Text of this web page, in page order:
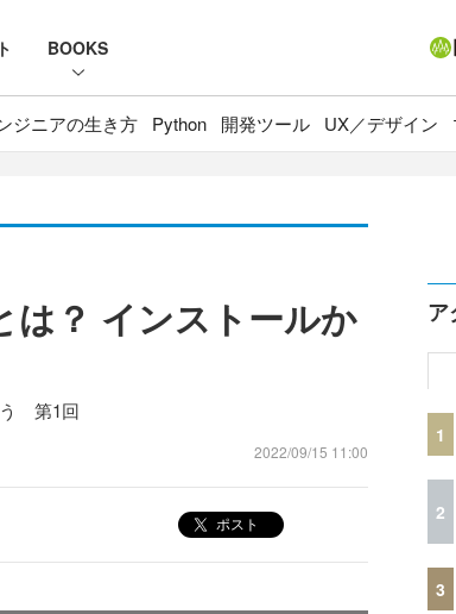
BOOKS
ジニアの生き方 Python 開発ツール UX／デザイン
は？ インストールか
う 第1回
2022/09/15 11:00
ポスト
ア
1
2
3